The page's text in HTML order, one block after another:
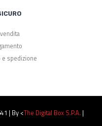
e spedizione
| By <The Digital Box S.p.a. |